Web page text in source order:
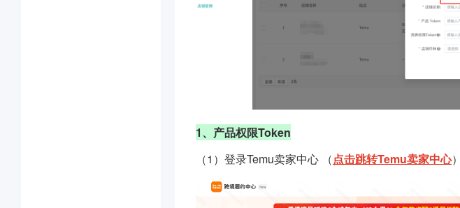
1、产品权限Token
（1）登录Temu卖家中心 （点击跳转Temu卖家中心）